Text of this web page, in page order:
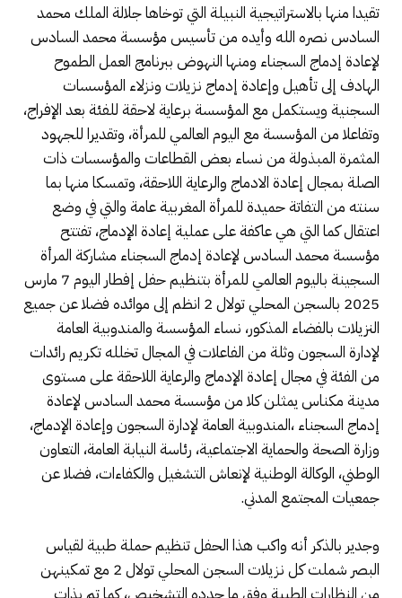
تقيدا منها بالاستراتيجية النبيلة التي توخاها جلالة الملك محمد
السادس نصره الله وأيده من تأسيس مؤسسة محمد السادس
لإعادة إدماج السجناء ومنها النهوض ببرنامج العمل الطموح
الهادف إلى تأهيل وإعادة إدماج نزيلات ونزلاء المؤسسات
السجنية ويستكمل مع المؤسسة برعاية لاحقة للفئة بعد الإفراج،
وتفاعلا من المؤسسة مع اليوم العالمي للمرأة، وتقديرا للجهود
المثمرة المبذولة من نساء بعض القطاعات والمؤسسات ذات
الصلة بمجال إعادة الادماج والرعاية اللاحقة، وتمسكا منها بما
سنته من التفاتة حميدة للمرأة المغربية عامة والتي في وضع
اعتقال كما التي هي عاكفة على عملية إعادة الإدماج، تفتتح
مؤسسة محمد السادس لإعادة إدماج السجناء مشاركة المرأة
السجينة باليوم العالمي للمرأة بتنظيم حفل إفطار اليوم 7 مارس
2025 بالسجن المحلي تولال 2 انظم إلى موائده فضلا عن جميع
النزيلات بالفضاء المذكور، نساء المؤسسة والمندوبية العامة
لإدارة السجون وثلة من الفاعلات في المجال تخلله تكريم رائدات
من الفئة في مجال إعادة الإدماج والرعاية اللاحقة على مستوى
مدينة مكناس يمثلن كلا من مؤسسة محمد السادس لإعادة
إدماج السجناء ،المندوبية العامة لإدارة السجون وإعادة الإدماج،
وزارة الصحة والحماية الاجتماعية، رئاسة النيابة العامة، التعاون
الوطني، الوكالة الوطنية لإنعاش التشغيل والكفاءات، فضلا عن
جمعيات المجتمع المدني.
وجدير بالذكر أنه واكب هذا الحفل تنظيم حملة طبية لقياس
البصر شملت كل نزيلات السجن المحلي تولال 2 مع تمكينهن